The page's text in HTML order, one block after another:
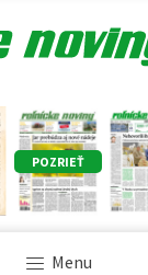
POZRIEŤ
Menu